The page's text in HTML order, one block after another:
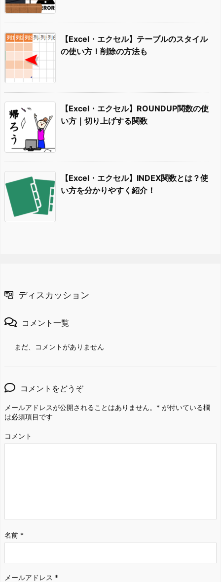
【Excel・エクセル】テーブルのスタイル
の使い方！削除の方法も
【Excel・エクセル】ROUNDUP関数の使
い方｜切り上げする関数
【Excel・エクセル】INDEX関数とは？使
い方を分かりやすく紹介！
ディスカッション
コメント一覧
まだ、コメントがありません
コメントをどうぞ
メールアドレスが公開されることはありません。 * が付いている欄
は必須項目です
コメント
名前 *
メールアドレス *